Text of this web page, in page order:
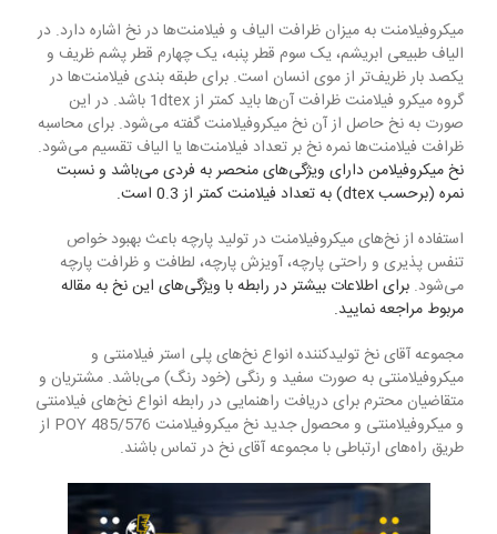
میکروفیلامنت به میزان ظرافت الیاف و فیلامنت‌ها در نخ اشاره دارد. در
الیاف طبیعی ابریشم، یک سوم قطر پنبه، یک چهارم قطر پشم ظریف و
یکصد بار ظریف‌تر از موی انسان است. برای طبقه بندی فیلامنت‌ها در
گروه میکرو فیلامنت ظرافت آن‌ها باید کمتر از 1dtex باشد. در این
صورت به نخ حاصل از آن نخ میکروفیلامنت گفته می‌شود. برای محاسبه
ظرافت فیلامنت‌ها نمره نخ بر تعداد فیلامنت‌ها یا الیاف تقسیم می‌شود.
نخ میکروفیلامن دارای ویژگی‌های منحصر به فردی می‌باشد و نسبت
نمره (برحسب dtex) به تعداد فیلامنت کمتر از 0.3 است.
استفاده از نخ‌های میکروفیلامنت در تولید پارچه باعث بهبود خواص
تنفس پذیری و راحتی پارچه، آویزش پارچه، لطافت و ظرافت پارچه
می‌شود. برای اطلاعات بیشتر در رابطه با ویژگی‌های این نخ به مقاله
مربوط مراجعه نمایید.
مجموعه آقای نخ تولیدکننده انواع نخ‌های پلی استر فیلامنتی و
میکروفیلامنتی به صورت سفید و رنگی (خود رنگ) می‌باشد. مشتریان و
متقاضیان محترم برای دریافت راهنمایی در رابطه انواع نخ‌های فیلامنتی
و میکروفیلامنتی و محصول جدید نخ میکروفیلامنت 485/576 POY از
طریق راه‌های ارتباطی با مجموعه آقای نخ در تماس باشند.